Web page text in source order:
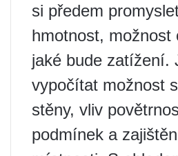
si předem
hmotnost, možnost
jaké bude zatížení.
vypočítat možnost
stěny, vliv
podmínek a